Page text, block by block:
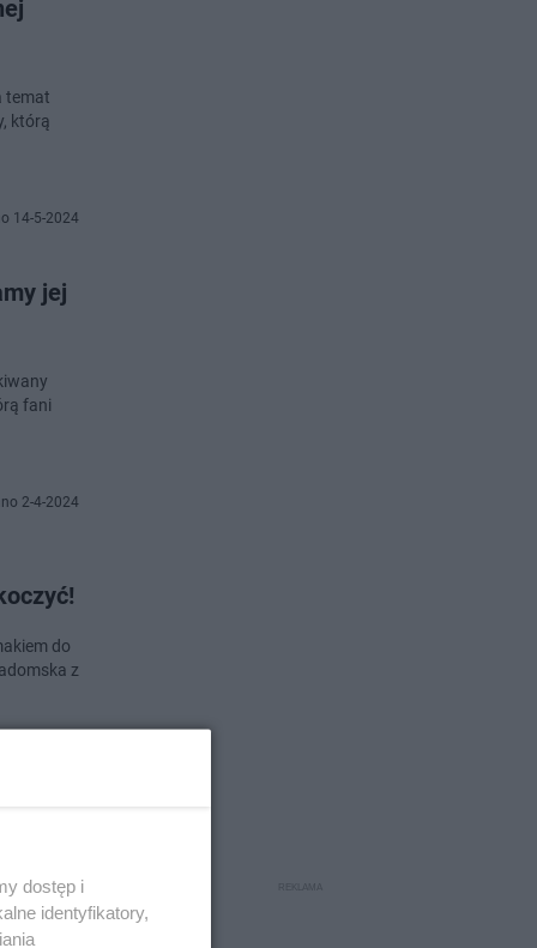
temat
którą
14-5-2024
jej
fani
2-4-2024
do
z
dostęp i
identyfikatory,